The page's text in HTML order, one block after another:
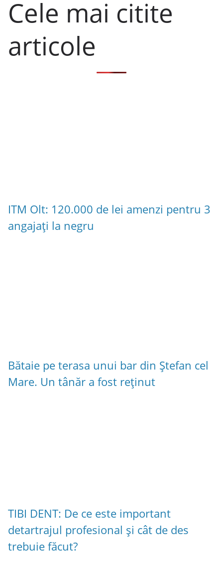
Cele mai citite
articole
ITM Olt: 120.000 de lei amenzi pentru 3
angajați la negru
Bătaie pe terasa unui bar din Ștefan cel
Mare. Un tânăr a fost reținut
TIBI DENT: De ce este important
detartrajul profesional și cât de des
trebuie făcut?